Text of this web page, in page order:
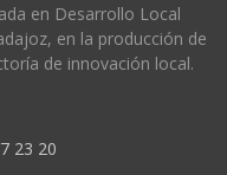
en Desarrollo Local
en la producción de
de innovación local.
23 20